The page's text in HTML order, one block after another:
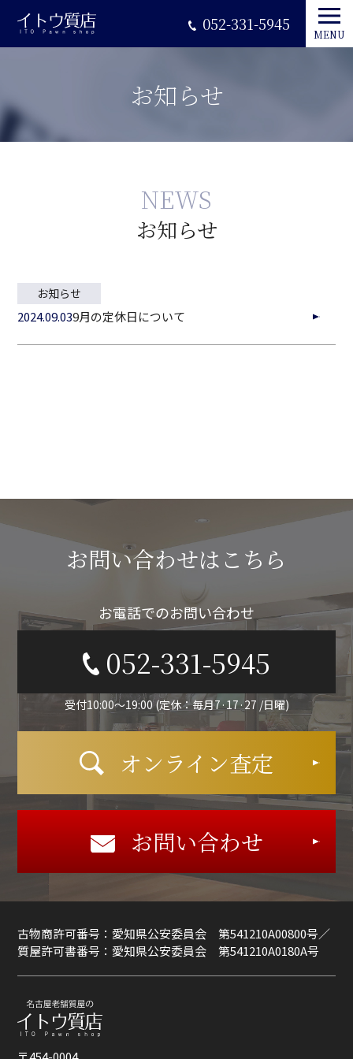
052-331-5945
MENU
お知らせ
NEWS
お知らせ
お知らせ
2024.09.039月の定休日について
お問い合わせはこちら
お電話でのお問い合わせ
052-331-5945
受付10:00〜19:00 (定休：毎月7·17·27 /日曜)
オンライン査定
お問い合わせ
古物商許可番号：愛知県公安委員会 第541210A00800号／
質屋許可書番号：愛知県公安委員会 第541210A0180A号